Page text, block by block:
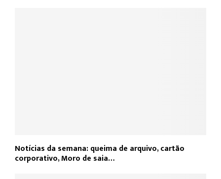
Notícias da semana: queima de arquivo, cartão
corporativo, Moro de saia…